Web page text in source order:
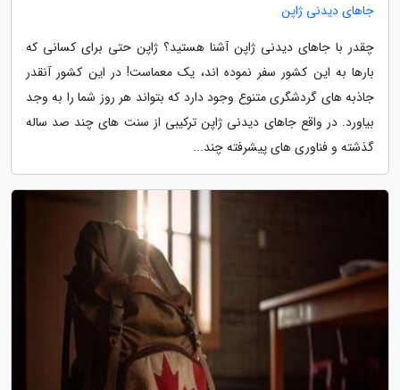
جاهای دیدنی ژاپن
چقدر با جاهای دیدنی ژاپن آشنا هستید؟ ژاپن حتی برای کسانی که
بارها به این کشور سفر نموده اند، یک معماست! در این کشور آنقدر
جاذبه های گردشگری متنوع وجود دارد که بتواند هر روز شما را به وجد
بیاورد. در واقع جاهای دیدنی ژاپن ترکیبی از سنت های چند صد ساله
گذشته و فناوری های پیشرفته چند...